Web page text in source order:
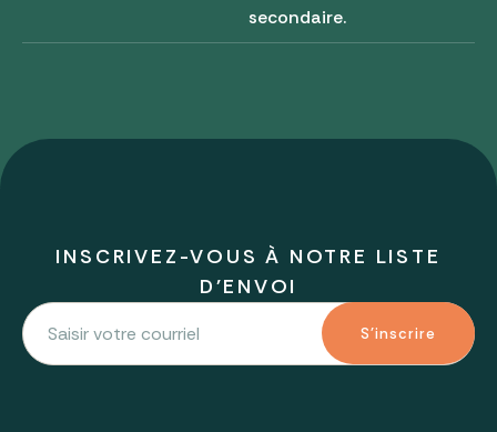
secondaire.
INSCRIVEZ-VOUS À NOTRE LISTE
D'ENVOI
S'inscrire